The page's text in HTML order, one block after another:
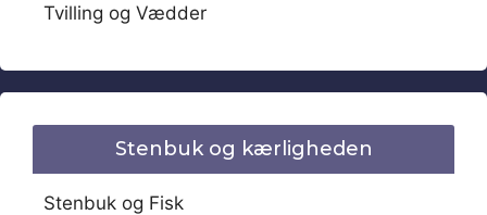
Tvilling og Vædder
Stenbuk og kærligheden
Stenbuk og Fisk